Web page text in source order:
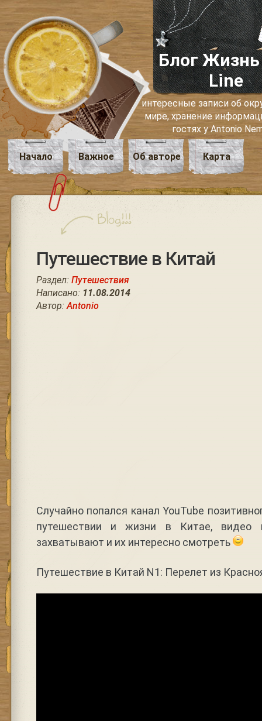
Блог Жизнь
Line
интересные записи об
мире, хранение
гостях у Antonio
Начало Важное Об авторе Карта
Путешествие в Китай
Раздел: Путешествия
Написано: 11.08.2014
Автор:Antonio
Случайно попался канал YouTube
путешествии и жизни в Китае,
захватывают и их интересно смотреть
Путешествие в Китай N1: Перелет из